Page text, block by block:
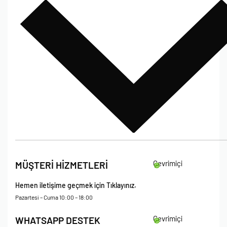
Sıkça Sorulan Sorular
Bize Ulaşın
MÜŞTERİ HİZMETLERİ Çevrimiçi
Hemen iletişime geçmek için Tıklayınız.
Pazartesi – Cuma 10:00 – 18:00
WHATSAPP DESTEK Çevrimiçi